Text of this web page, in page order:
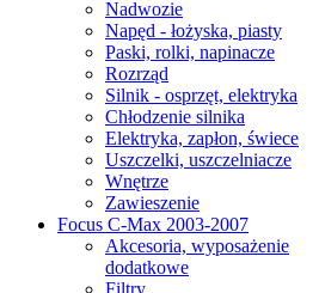
Nadwozie
Napęd - łożyska, piasty
Paski, rolki, napinacze
Rozrząd
Silnik - osprzęt, elektryka
Chłodzenie silnika
Elektryka, zapłon, świece
Uszczelki, uszczelniacze
Wnętrze
Zawieszenie
Focus C-Max 2003-2007
Akcesoria, wyposażenie
dodatkowe
Filtry